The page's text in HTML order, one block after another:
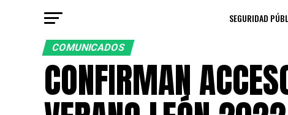
SEGURIDAD
COMUNICADOS
CONFIRMAN